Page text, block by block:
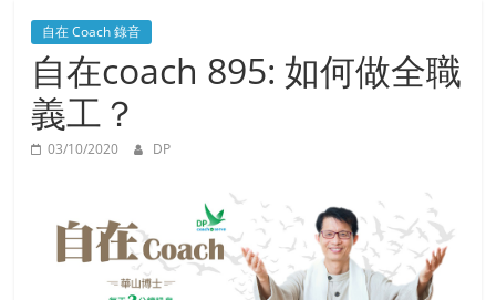
自在 Coach 錄音
自在coach 895: 如何做全職
義工？
03/10/2020 DP